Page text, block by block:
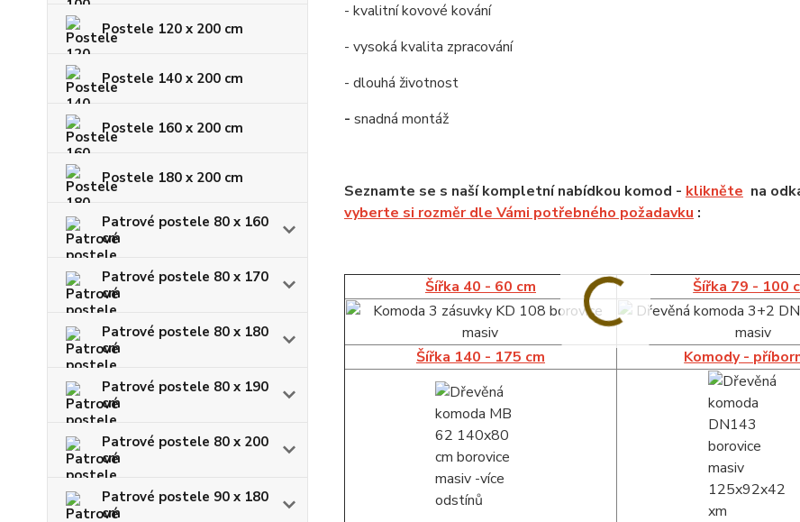
Postele 120 x 200 cm
Postele 140 x 200 cm
Postele 160 x 200 cm
Postele 180 x 200 cm
Patrové postele 80 x 160
cm
Patrové postele 80 x 170
cm
Patrové postele 80 x 180
cm
Patrové postele 80 x 190
cm
Patrové postele 80 x 200
cm
Patrové postele 90 x 180
cm
- kvalitní kovové kování
- vysoká kvalita zpracování
- dlouhá životnost
- snadná montáž
Seznamte se s naší kompletní nabídkou komod - klikněte na
vyberte si rozměr dle Vámi potřebného požadavku :
Šířka 40 - 60 cm Šířka 79 - 100
Šířka 140 - 175 cm Komody -